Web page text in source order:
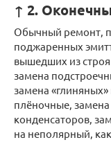
↑ 2.
Обычный ремонт,
поджаренных
вышедших из
замена
замена
плёночные,
конденсаторов,
на неполярный,